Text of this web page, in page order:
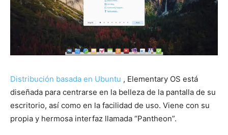
Distribución basada en Ubuntu , Elementary OS está
diseñada para centrarse en la belleza de la pantalla de su
escritorio, así como en la facilidad de uso. Viene con su
propia y hermosa interfaz llamada “Pantheon”.